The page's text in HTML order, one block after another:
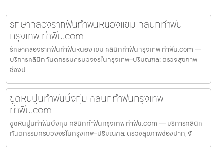
รักษาคลองรากฟันทำฟันหนองแขม คลินิกทำฟัน
กรุงเทพ ทำฟัน.com
รักษาคลองรากฟันทำฟันหนองแขม คลินิกทำฟันกรุงเทพ ทำฟัน.com —
บริการคลินิกทันตกรรมครบวงจรในกรุงเทพ–ปริมณฑล: ตรวจสุขภาพ
ช่องป
ขูดหินปูนทำฟันบึงกุ่ม คลินิกทำฟันกรุงเทพ
ทำฟัน.com
ขูดหินปูนทำฟันบึงกุ่ม คลินิกทำฟันกรุงเทพ ทำฟัน.com — บริการคลินิก
ทันตกรรมครบวงจรในกรุงเทพ–ปริมณฑล: ตรวจสุขภาพช่องปาก, จั